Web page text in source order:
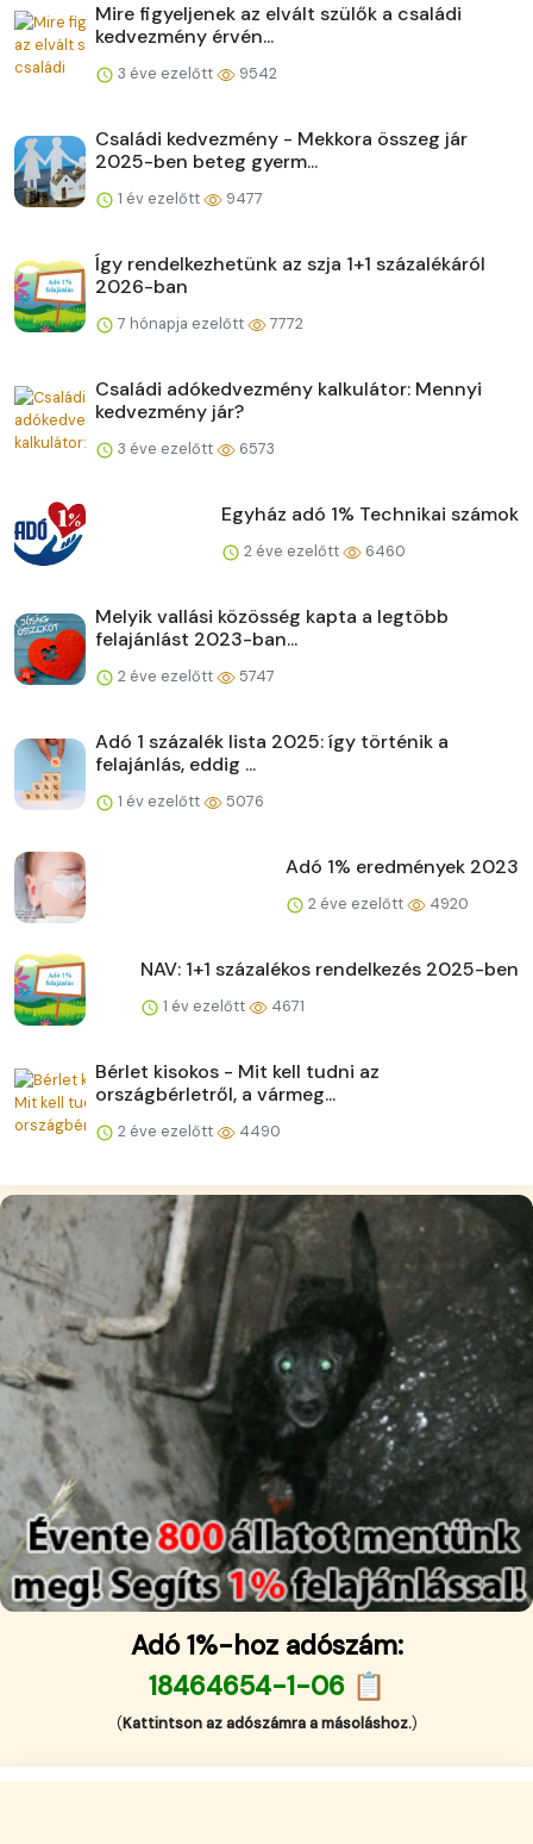
Mire figyeljenek az elvált szülők a családi
kedvezmény érvén...
3 éve ezelőtt 9542
Családi kedvezmény - Mekkora összeg jár
2025-ben beteg gyerm...
1 év ezelőtt 9477
Így rendelkezhetünk az szja 1+1 százalékáról
2026-ban
7 hónapja ezelőtt 7772
Családi adókedvezmény kalkulátor: Mennyi
kedvezmény jár?
3 éve ezelőtt 6573
Egyház adó 1% Technikai számok
2 éve ezelőtt 6460
Melyik vallási közösség kapta a legtöbb
felajánlást 2023-ban...
2 éve ezelőtt 5747
Adó 1 százalék lista 2025: így történik a
felajánlás, eddig ...
1 év ezelőtt 5076
Adó 1% eredmények 2023
2 éve ezelőtt 4920
NAV: 1+1 százalékos rendelkezés 2025-ben
1 év ezelőtt 4671
Bérlet kisokos - Mit kell tudni az
országbérletről, a vármeg...
2 éve ezelőtt 4490
Adó 1%-hoz adószám:
18464654-1-06 📋
(Kattintson az adószámra a másoláshoz.)